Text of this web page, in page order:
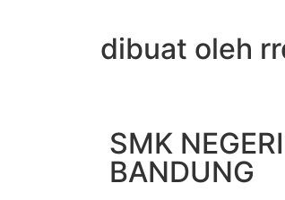
dibuat oleh
SMK
BANDUNG